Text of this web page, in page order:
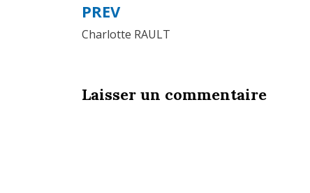
Navigation
de
PREV
Charlotte RAULT
Laisser un commentaire